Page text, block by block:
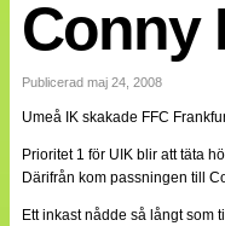
EM 2013
Internationellt
Bildreportage
Bloggar
Lagen
Webb-TV
Cuper
Medlemsbilder
Conny
Publicerad maj 24, 2008
Umeå IK skakade FFC
Prioritet 1 för UIK blir att täta
Därifrån kom passningen till
Ett inkast nådde så långt som